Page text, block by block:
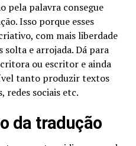
pela palavra consegue
Isso porque esses
com mais liberdade
solta e arrojada. Dá para
ou escritor e ainda
tanto produzir textos
redes sociais etc.
da tradução